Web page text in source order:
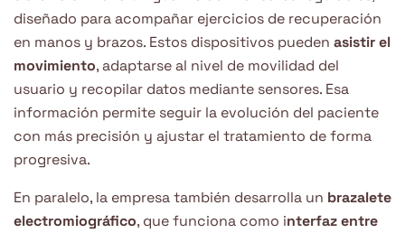
diseñado para acompañar ejercicios de recuperación
en manos y brazos. Estos dispositivos pueden asistir el
movimiento, adaptarse al nivel de movilidad del
usuario y recopilar datos mediante sensores. Esa
información permite seguir la evolución del paciente
con más precisión y ajustar el tratamiento de forma
progresiva.
En paralelo, la empresa también desarrolla un brazalete
electromiográfico, que funciona como interfaz entre